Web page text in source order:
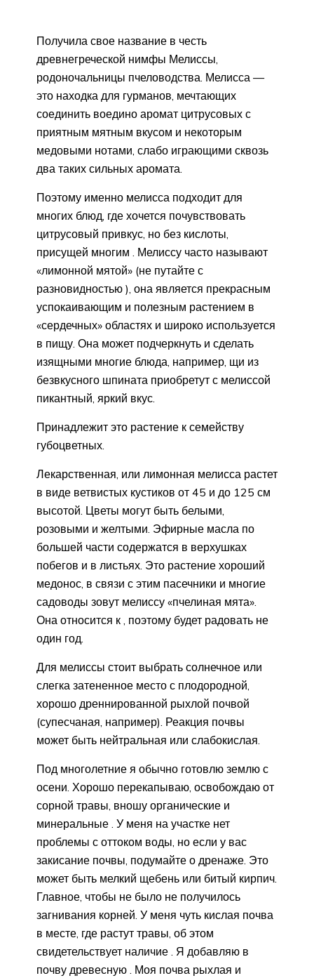
Получила свое название в честь
древнегреческой нимфы Мелиссы,
родоночальницы пчеловодства. Мелисса —
это находка для гурманов, мечтающих
соединить воедино аромат цитрусовых с
приятным мятным вкусом и некоторым
медовыми нотами, слабо играющими сквозь
два таких сильных аромата.
Поэтому именно мелисса подходит для
многих блюд, где хочется почувствовать
цитрусовый привкус, но без кислоты,
присущей многим . Мелиссу часто называют
«лимонной мятой» (не путайте с
разновидностью ), она является прекрасным
успокаивающим и полезным растением в
«сердечных» областях и широко используется
в пищу. Она может подчеркнуть и сделать
изящными многие блюда, например, щи из
безвкусного шпината приобретут с мелиссой
пикантный, яркий вкус.
Принадлежит это растение к семейству
губоцветных.
Лекарственная, или лимонная мелисса растет
в виде ветвистых кустиков от 45 и до 125 см
высотой. Цветы могут быть белыми,
розовыми и желтыми. Эфирные масла по
большей части содержатся в верхушках
побегов и в листьях. Это растение хороший
медонос, в связи с этим пасечники и многие
садоводы зовут мелиссу «пчелиная мята».
Она относится к , поэтому будет радовать не
один год.
Для мелиссы стоит выбрать солнечное или
слегка затененное место с плодородной,
хорошо дреннированной рыхлой почвой
(супесчаная, например). Реакция почвы
может быть нейтральная или слабокислая.
Под многолетние я обычно готовлю землю с
осени. Хорошо перекапываю, освобождаю от
сорной травы, вношу органические и
минеральные . У меня на участке нет
проблемы с оттоком воды, но если у вас
закисание почвы, подумайте о дренаже. Это
может быть мелкий щебень или битый кирпич.
Главное, чтобы не было не получилось
загнивания корней. У меня чуть кислая почва
в месте, где растут травы, об этом
свидетельствует наличие . Я добавляю в
почву древесную . Моя почва рыхлая и